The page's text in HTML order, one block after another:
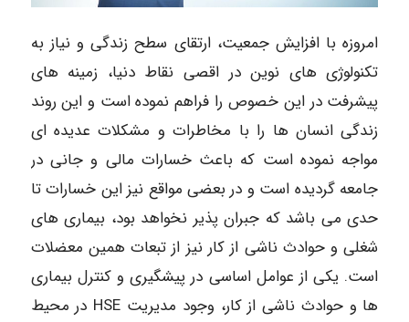
امروزه با افزایش جمعیت، ارتقای سطح زندگی و نیاز به
تکنولوژی های نوین در اقصی نقاط دنیا، زمینه های
پیشرفت در این خصوص را فراهم نموده است و این روند
زندگی انسان ها را با مخاطرات و مشکلات عدیده ای
مواجه نموده است که باعث خسارات مالی و جانی در
جامعه گردیده است و در بعضی مواقع نیز این خسارات تا
حدی می باشد که جبران پذیر نخواهد بود، بیماری های
شغلی و حوادث ناشی از کار نیز از تبعات همین معضلات
است. یکی از عوامل اساسی در پیشگیری و کنترل بیماری
ها و حوادث ناشی از کار، وجود مدیریت HSE در محیط